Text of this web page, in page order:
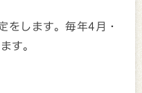
をします。毎年4月・
す。